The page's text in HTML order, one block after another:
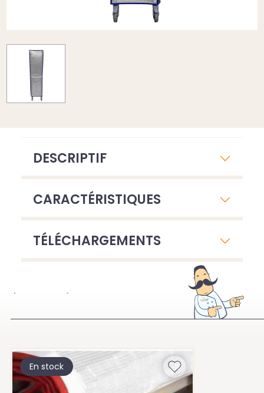
DESCRIPTIF
CARACTÉRISTIQUES
TÉLÉCHARGEMENTS
En stock